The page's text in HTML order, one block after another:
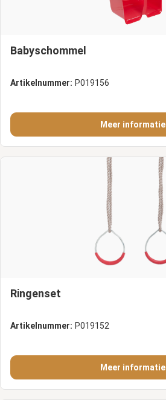
Babyschommel
Artikelnummer: P019156
Meer informatie
Ringenset
Artikelnummer: P019152
Meer informatie